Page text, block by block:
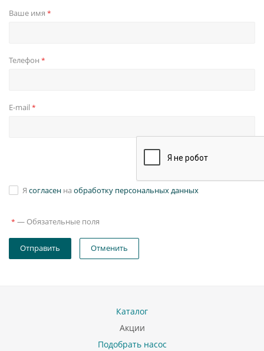
Ваше имя *
Телефон *
E-mail *
Я согласен на обработку персональных данных
* — Обязательные поля
Отправить Отменить
Каталог
Акции
Подобрать насос